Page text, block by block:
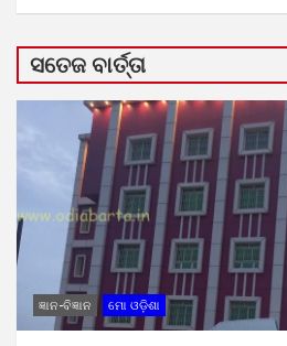
ସତେଜ ବାର୍ତ୍ତା
ଜ୍ଞାନ-ବିଜ୍ଞାନ ମୋ ଓଡ଼ିଶା